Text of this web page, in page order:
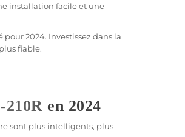
installation facile et une
pour 2024. Investissez dans la
fiable.
210R en 2024
sont plus intelligents, plus